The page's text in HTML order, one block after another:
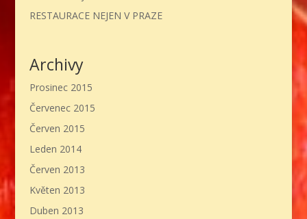
RESTAURACE NEJEN V PRAZE
Archivy
Prosinec 2015
Červenec 2015
Červen 2015
Leden 2014
Červen 2013
Květen 2013
Duben 2013